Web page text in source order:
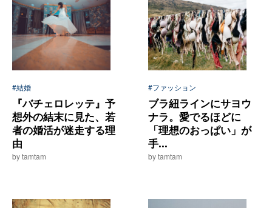
#結婚
『バチェロレッテ』予
想外の結末に見た、若
者の婚活が迷走する理
由
by tamtam
#ファッション
ブラ紐ラインにサヨウ
ナラ。愛でるほどに
「理想のおっぱい」が
手...
by tamtam